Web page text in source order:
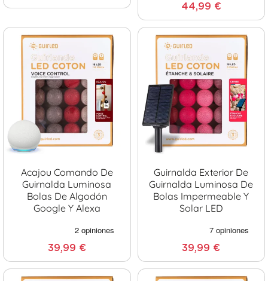
44,99 €
Acajou Comando De
Guirnalda Luminosa
Bolas De Algodón
Google Y Alexa
39,99 €
Guirnalda Exterior De
Guirnalda Luminosa De
Bolas Impermeable Y
Solar LED
39,99 €